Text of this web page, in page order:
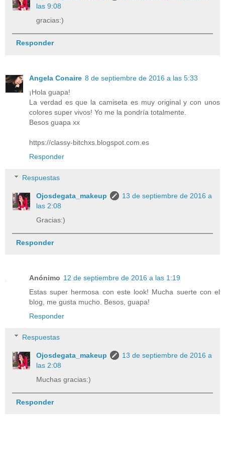
las 9:08
gracias:)
Responder
Angela Conaire 8 de septiembre de 2016 a las 5:33
¡Hola guapa!
La verdad es que la camiseta es muy original y con unos
colores super vivos! Yo me la pondría totalmente.
Besos guapa xx
https://classy-bitchxs.blogspot.com.es
Responder
Respuestas
Ojosdegata_makeup
13 de septiembre de 2016 a
las 2:08
Gracias:)
Responder
Anónimo 12 de septiembre de 2016 a las 1:19
Estas super hermosa con este look! Mucha suerte con el
blog, me gusta mucho. Besos, guapa!
Responder
Respuestas
Ojosdegata_makeup
13 de septiembre de 2016 a
las 2:08
Muchas gracias:)
Responder